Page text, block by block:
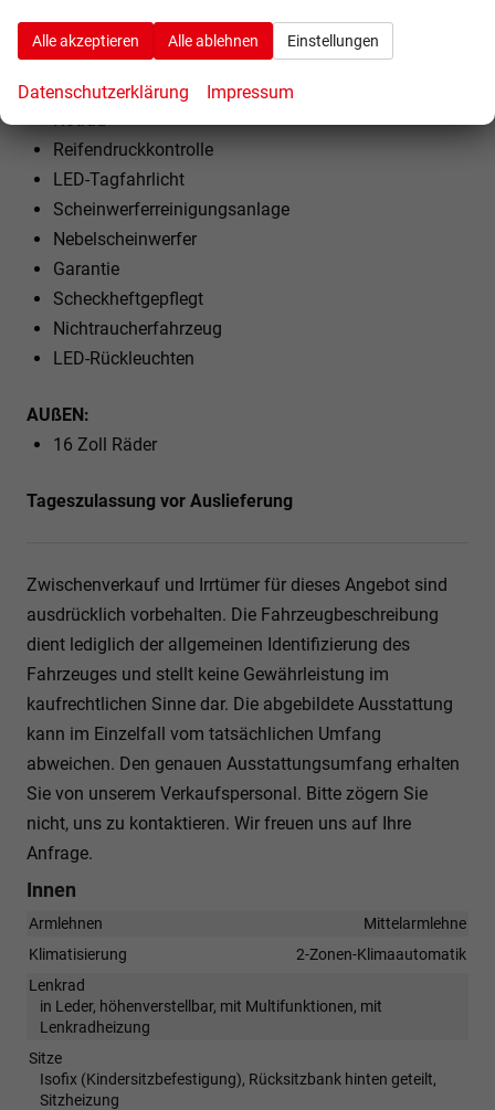
Metallic
LM-Felgen
Sommerreifen
Reifendruckkontrolle
LED-Tagfahrlicht
Scheinwerferreinigungsanlage
Nebelscheinwerfer
Garantie
Scheckheftgepflegt
Nichtraucherfahrzeug
LED-Rückleuchten
AUßEN:
16 Zoll Räder
Tageszulassung vor Auslieferung
Zwischenverkauf und Irrtümer für dieses Angebot sind
ausdrücklich vorbehalten. Die Fahrzeugbeschreibung
dient lediglich der allgemeinen Identifizierung des
Fahrzeuges und stellt keine Gewährleistung im
kaufrechtlichen Sinne dar. Die abgebildete Ausstattung
kann im Einzelfall vom tatsächlichen Umfang
abweichen. Den genauen Ausstattungsumfang erhalten
Sie von unserem Verkaufspersonal. Bitte zögern Sie
nicht, uns zu kontaktieren. Wir freuen uns auf Ihre
Anfrage.
Innen
Armlehnen
Mittelarmlehne
Klimatisierung
2-Zonen-Klimaautomatik
Lenkrad
in Leder, höhenverstellbar, mit Multifunktionen, mit
Lenkradheizung
Sitze
Isofix (Kindersitzbefestigung), Rücksitzbank hinten geteilt,
Sitzheizung
Alle akzeptieren Alle ablehnen Einstellungen
Datenschutzerklärung Impressum